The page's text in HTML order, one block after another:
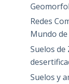
Redes
Mundo
Suelos de
Suelos y